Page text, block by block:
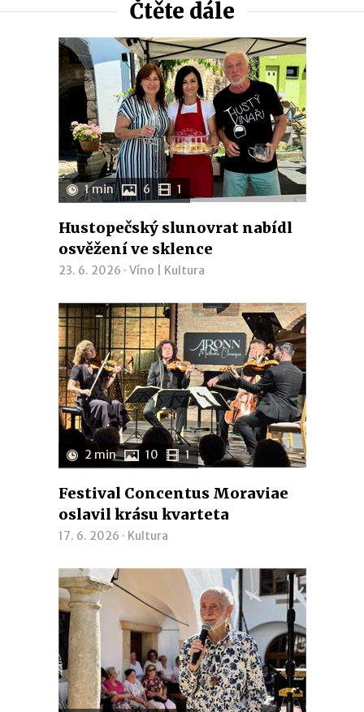
Čtěte dále
1 min 6 1
Hustopečský slunovrat nabídl
osvěžení ve sklence
23. 6. 2026 · Víno Kultura
2 min 10 1
Festival Concentus Moraviae
oslavil krásu kvarteta
17. 6. 2026 · Kultura